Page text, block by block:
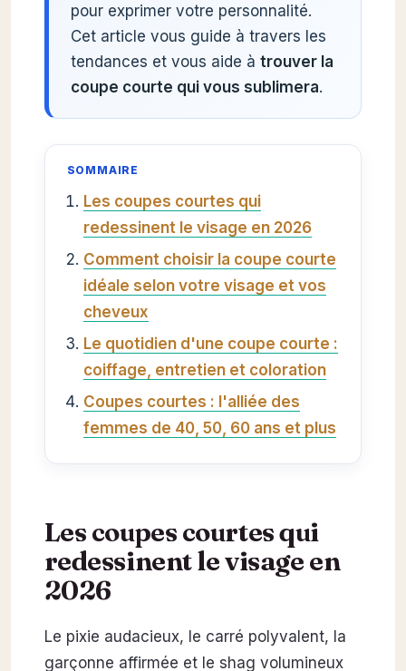
pour exprimer votre personnalité.
Cet article vous guide à travers les
tendances et vous aide à trouver la
coupe courte qui vous sublimera.
SOMMAIRE
Les coupes courtes qui
redessinent le visage en 2026
Comment choisir la coupe courte
idéale selon votre visage et vos
cheveux
Le quotidien d'une coupe courte :
coiffage, entretien et coloration
Coupes courtes : l'alliée des
femmes de 40, 50, 60 ans et plus
Les coupes courtes qui
redessinent le visage en
2026
Le pixie audacieux, le carré polyvalent, la
garçonne affirmée et le shag volumineux